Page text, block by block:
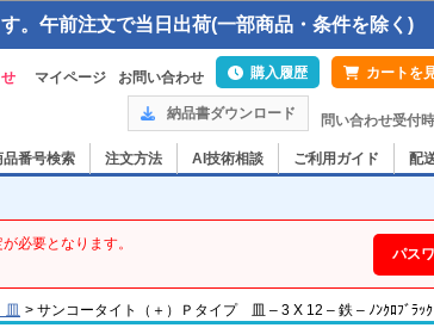
。午前注文で当日出荷(一部商品・条件を除く)
マイページ お問い合わせ 購入履歴 カートを
納品書ダウンロード 問い合わせ受付
品番号検索 注文方法 AI技術相談 ご利用ガイド 配
必要となります。
パス
> サンコータイト（＋）Ｐタイプ 皿 – 3 X 12 – 鉄 – ﾉﾝｸﾛﾌﾞﾗｯｸ